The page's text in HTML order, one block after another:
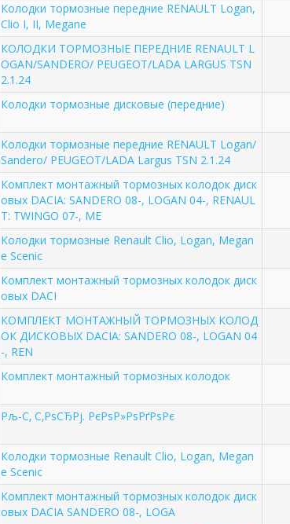
Колодки тормозные передние RENAULT Logan,
Clio I, II, Megane
КОЛОДКИ ТОРМОЗНЫЕ ПЕРЕДНИЕ RENAULT L
OGAN/SANDERO/ PEUGEOT/LADA LARGUS TSN
2.1.24
Колодки тормозные дисковые (передние)
Колодки тормозные передние RENAULT Logan/
Sandero/ PEUGEOT/LADA Largus TSN 2.1.24
Комплект монтажный тормозных колодок диск
овых DACIA: SANDERO 08-, LOGAN 04-, RENAUL
T: TWINGO 07-, ME
Колодки тормозные Renault Clio, Logan, Megan
e Scenic
Комплект монтажный тормозных колодок диск
овых DACI
КОМПЛЕКТ МОНТАЖНЫЙ ТОРМОЗНЫХ КОЛОД
ОК ДИСКОВЫХ DACIA: SANDERO 08-, LOGAN 04
-, REN
Комплект монтажный тормозных колодок
Рљ-С‚ С‚РѕСЂРј. РєРѕР»РѕРґРѕРє
Колодки тормозные Renault Clio, Logan, Megan
e Scenic
Комплект монтажный тормозных колодок диск
овых DACIA SANDERO 08-, LOGA